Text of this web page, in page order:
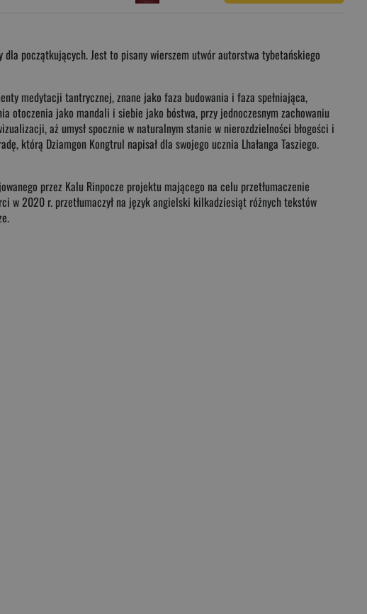
początkujących. Jest to pisany wierszem utwór autorstwa tybetańskiego
medytacji tantrycznej, znane jako faza budowania i faza spełniająca,
otoczenia jako mandali i siebie jako bóstwa, przy jednoczesnym zachowaniu
aż umysł spocznie w naturalnym stanie w nierozdzielności błogości i
którą Dziamgon Kongtrul napisał dla swojego ucznia Lhałanga Tasziego.
przez Kalu Rinpocze projektu mającego na celu przetłumaczenie
w 2020 r. przetłumaczył na język angielski kilkadziesiąt różnych tekstów